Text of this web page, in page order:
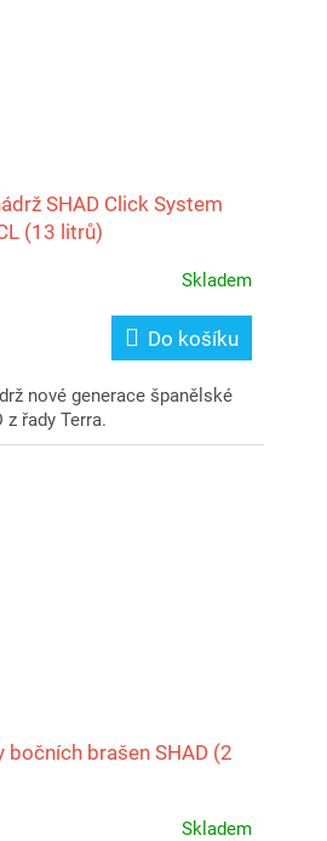
SHAD Click System
(13 litrů)
Skladem
Do košíku
nové generace španělské
z řady Terra.
bočních brašen SHAD (2
Skladem